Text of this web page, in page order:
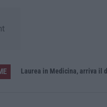
Laurea in Medicina, arriva il